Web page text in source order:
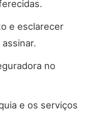
e esclarecer
no
e os serviços